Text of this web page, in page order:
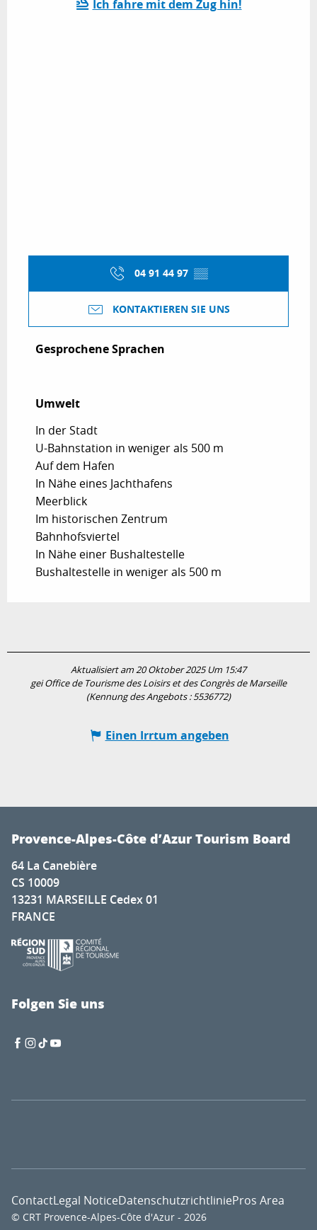
Ich fahre mit dem Zug hin!
04 91 44 97 ▒▒
KONTAKTIEREN SIE UNS
Gesprochene Sprachen
Gesprochene Sprachen
Umwelt
Umwelt
In der Stadt
U-Bahnstation in weniger als 500 m
Auf dem Hafen
In Nähe eines Jachthafens
Meerblick
Im historischen Zentrum
Bahnhofsviertel
In Nähe einer Bushaltestelle
Bushaltestelle in weniger als 500 m
Aktualisiert am 20 Oktober 2025 Um 15:47
gei Office de Tourisme des Loisirs et des Congrès de Marseille
(Kennung des Angebots :5536772)
Einen Irrtum angeben
Provence-Alpes-Côte d’Azur Tourism Board
64 La Canebière
CS 10009
13231 MARSEILLE Cedex 01
FRANCE
Folgen Sie uns
© CRT Provence-Alpes-Côte d'Azur - 2026
ContactLegal NoticeDatenschutzrichtliniePros Area